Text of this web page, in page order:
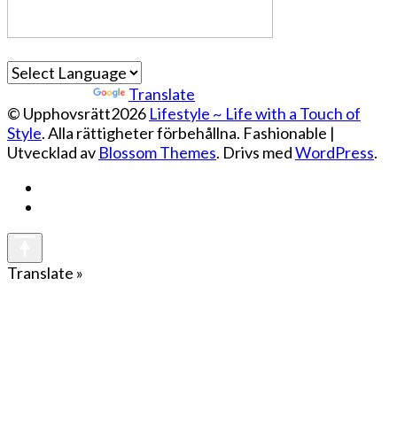
Translate
© Upphovsrätt2026 Lifestyle ~ Life with a Touch of
Style. Alla rättigheter förbehållna. Fashionable |
Utvecklad av Blossom Themes. Drivs medWordPress.
Translate »